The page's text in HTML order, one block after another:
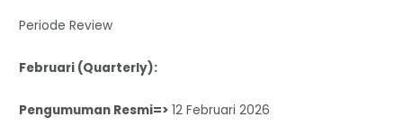
Periode Review
Februari (Quarterly):
Pengumuman Resmi=> 12 Februari 2026